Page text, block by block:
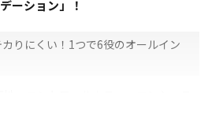
ーション」！
りにくい！1つで6役のオールイン